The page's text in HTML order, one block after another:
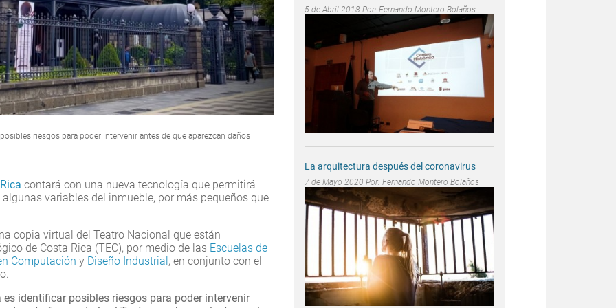
riesgos para poder intervenir antes de que aparezcan daños
contará con una nueva tecnología que permitirá
variables del inmueble, por más pequeños que
copia virtual del Teatro Nacional que están
de Costa Rica (TEC), por medio de las Escuelas de
Computación y Diseño Industrial , en conjunto con el
identificar posibles riesgos para poder intervenir
5 de Abril 2018 Por: Fernando Montero Bolaños
La arquitectura después del coronavirus
7 de Mayo 2020 Por: Fernando Montero Bolaños